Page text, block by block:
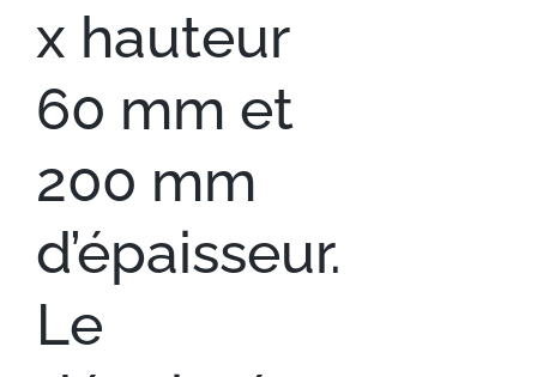
x hauteur
60 mm et
200 mm
d’épaisseur.
Le